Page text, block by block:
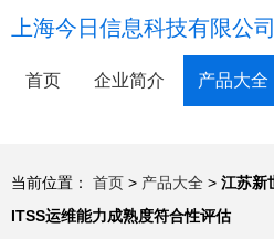
上海今日信息科技有限公司
首页 企业简介 产品大全
当前位置： 首页 > 产品大全 > 江苏新
ITSS运维能力成熟度符合性评估